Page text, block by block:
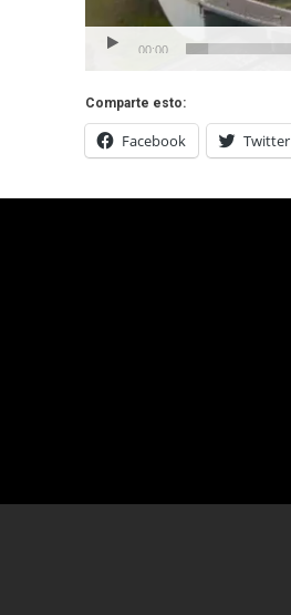
00:00
Comparte esto:
Facebook Twitter